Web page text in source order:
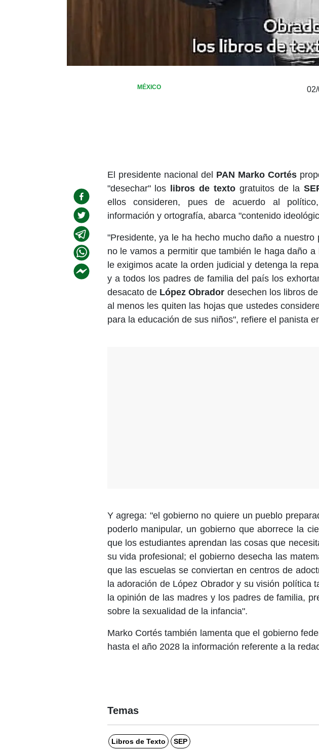
MÉXICO
El presidente nacional del PAN Marko Cortés
"desechar" los
libros de textogratuitos de la
ellos consideren, pues de acuerdo al
información y ortografía, abarca "contenido
"Presidente, ya le ha hecho mucho daño a
no le vamos a permitir que también le haga daño
le exigimos acate la orden judicial y detenga la
y a todos los padres de familia del país los
desacato de López Obrador desechen los libros
al menos les quiten las hojas que ustedes
para la educación de sus niños", refiere el panista
Y agrega: "el gobierno no quiere un pueblo
poderlo manipular, un gobierno que aborrece la
que los estudiantes aprendan las cosas que
su vida profesional; el gobierno desecha las
que las escuelas se conviertan en centros de
la adoración de López Obrador y su visión política
la opinión de las madres y los padres de familia,
sobre la sexualidad de la infancia".
Marko Cortés también lamenta que el gobierno
hasta el año 2028 la información referente a la
Temas
Libros de Texto SEP